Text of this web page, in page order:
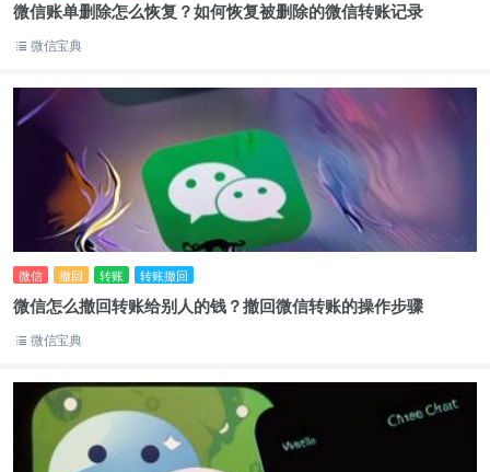
微信账单删除怎么恢复？如何恢复被删除的微信转账记录
微信宝典
微信 撤回 转账 转账撤回
微信怎么撤回转账给别人的钱？撤回微信转账的操作步骤
微信宝典